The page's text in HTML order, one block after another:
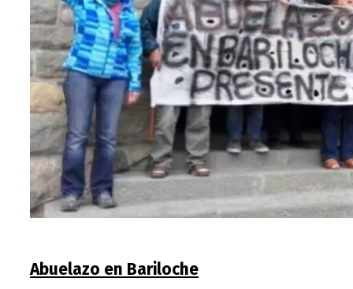
Abuelazo en Bariloche